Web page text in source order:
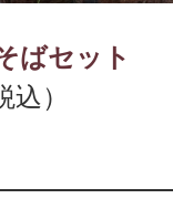
ばセット
）